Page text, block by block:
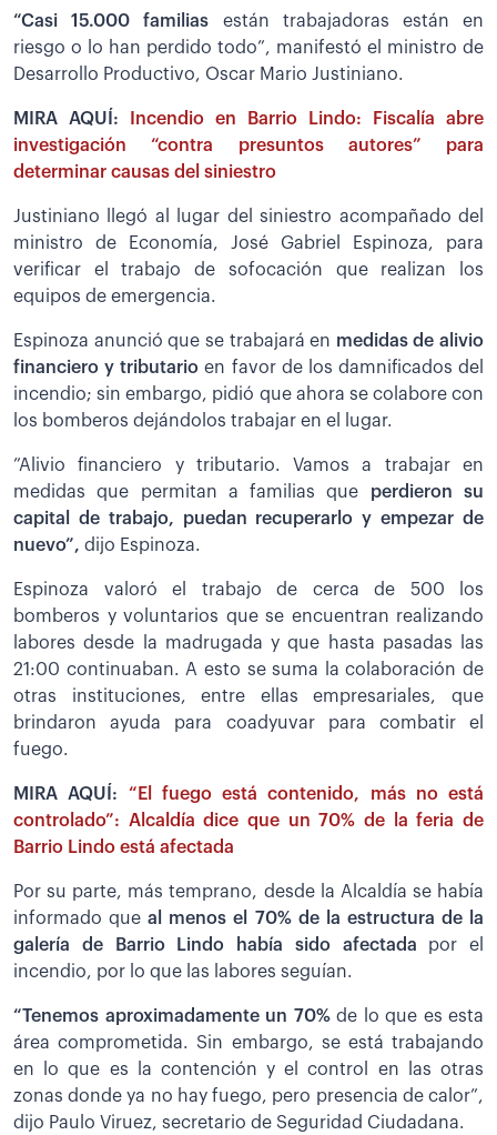
“Casi 15.000 familias están trabajadoras están en
riesgo o lo han perdido todo”, manifestó el ministro de
Desarrollo Productivo, Oscar Mario Justiniano.
MIRA AQUÍ:
Incendio en Barrio Lindo: Fiscalía abre
investigación “contra presuntos autores” para
determinar causas del siniestro
Justiniano llegó al lugar del siniestro acompañado del
ministro de Economía, José Gabriel Espinoza, para
verificar el trabajo de sofocación que realizan los
equipos de emergencia.
Espinoza anunció que se trabajará en medidas de alivio
financiero y tributarioen favor de los damnificados del
incendio; sin embargo, pidió que ahora se colabore con
los bomberos dejándolos trabajar en el lugar.
”Alivio financiero y tributario. Vamos a trabajar en
medidas que permitan a familias que perdieron su
capital de trabajo, puedan recuperarlo y empezar de
nuevo”, dijo Espinoza.
Espinoza valoró el trabajo de cerca de 500 los
bomberos y voluntarios que se encuentran realizando
labores desde la madrugada y que hasta pasadas las
21:00 continuaban. A esto se suma la colaboración de
otras instituciones, entre ellas empresariales, que
brindaron ayuda para coadyuvar para combatir el
fuego.
MIRA AQUÍ: “El fuego está contenido, más no está
controlado”: Alcaldía dice que un 70% de la feria de
Barrio Lindo está afectada
Por su parte, más temprano, desde la Alcaldía se había
informado queal menos el 70% de la estructura de la
galería de Barrio Lindo había sido afectada por el
incendio, por lo que las labores seguían.
“Tenemos aproximadamente un 70%de lo que es esta
área comprometida. Sin embargo, se está trabajando
en lo que es la contención y el control en las otras
zonas donde ya no hay fuego, pero presencia de calor”,
dijo Paulo Viruez, secretario de Seguridad Ciudadana.